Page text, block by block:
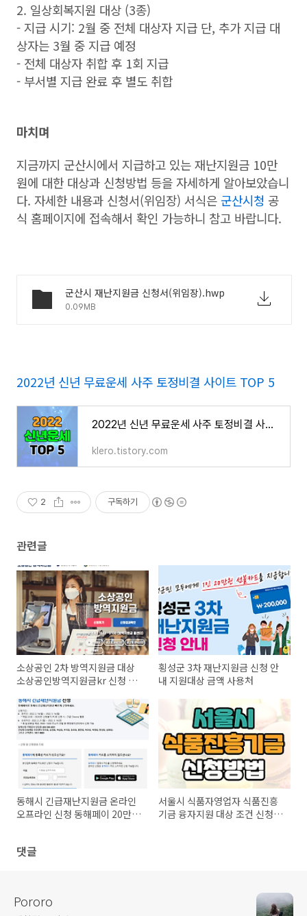
2. 일상회복지원 대상 (3종)
- 지급 시기: 2월 중 전체 대상자 지급 단, 추가 지급 대
상자는 3월 중 지급 예정
- 전체 대상자 취합 후 1회 지급
- 부서별 지급 완료 후 별도 취합
마치며
지금까지 군산시에서 지급하고 있는 재난지원금 10만
원에 대한 대상과 신청방법 등을 자세하게 알아보았습니
다. 자세한 내용과 신청서(위임장) 서식은 군산시청 공
식 홈페이지에 접속해서 확인 가능하니 참고 바랍니다.
군산시 재난지원금 신청서(위임장).hwp
0.09MB
2022년 신년 무료운세 사주 토정비결 사이트 TOP 5
2022년 신년 무료운세 사주 토정비결 사이트 TOP 5
klero.tistory.com
2 구독하기
관련글
소상공인 2차 방역지원금 대상
소상공인방역지원금kr 신청 바
횡성군 3차 재난지원금 신청 안
내 지원대상 금액 사용처
동해시 긴급재난지원금 온라인
오프라인 신청 동해페이 20만원
서울시 식품자영업자 식품진흥
기금 융자지원 대상 조건 신청방
댓글
Pororo